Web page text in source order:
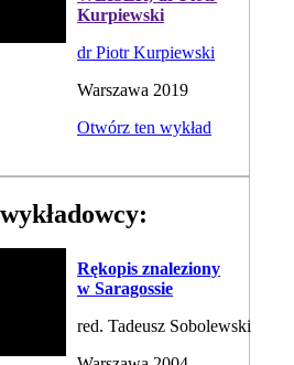
Kurpiewski
dr Piotr Kurpiewski
Warszawa 2019
Otwórz ten wykład
Rękopis znaleziony
w Saragossie
red. Tadeusz Sobolewski